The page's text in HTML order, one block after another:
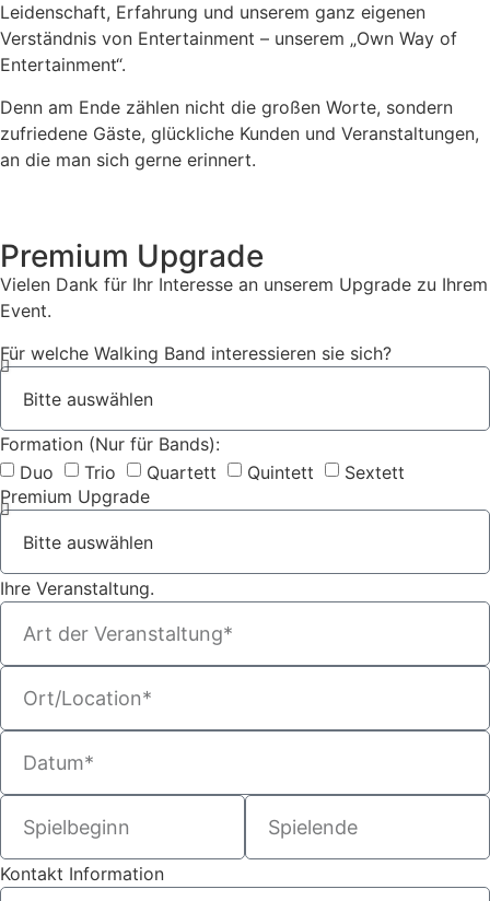
Leidenschaft, Erfahrung und unserem ganz eigenen
Verständnis von Entertainment – unserem „Own Way of
Entertainment“.
Denn am Ende zählen nicht die großen Worte, sondern
zufriedene Gäste, glückliche Kunden und Veranstaltungen,
an die man sich gerne erinnert.
Premium Upgrade
Vielen Dank für Ihr Interesse an unserem Upgrade zu Ihrem
Event.
Für welche Walking Band interessieren sie sich?
Formation (Nur für Bands):
Duo
Trio Quartett Quintett
Sextett
Premium Upgrade
Ihre Veranstaltung.
Kontakt Information